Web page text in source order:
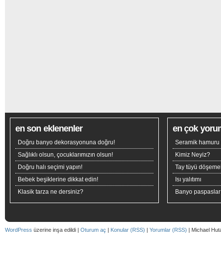
en son eklenenler
Doğru banyo dekorasyonuna doğru!
Sağlıklı olsun, çocuklarımızın olsun!
Doğru halı seçimi yapın!
Bebek beşiklerine dikkat edin!
Klasik tarza ne dersiniz?
en çok
Seramik hamuru
Kimiz Neyiz?
Tay tüyü
Isı yalıtımı
Banyo
WordPress üzerine inşa edildi | Oturum aç | Konular (RSS) | Yorumlar (RSS) | Michael